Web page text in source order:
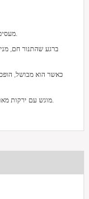
מעסים את שמן הזית על הדג ומתבלים במלח ופלפל.
ברגע שהתנור חם,
כאשר הוא מבושל,
מוגש עם ירקות מאודים טריים ותפוחי אדמה עם שמנת ורוטב לבן.